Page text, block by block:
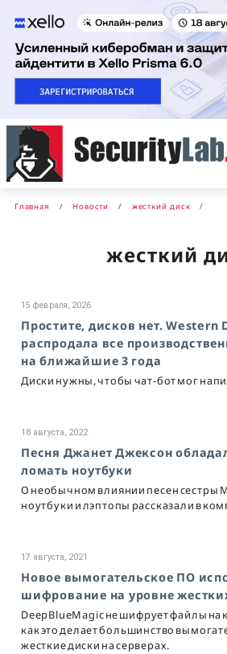
Главная Новости жесткий диск
жесткий
15 февраля, 2026
Простите, дисков нет. Western
распродала все
на ближайшие 3 года
Диски нужны, чтобы чат-бот мог
18 августа, 2022
Песня Джанет Джексон
ломать ноутбуки
О необычном влиянии песен сестры
ноутбуки и лэптопы рассказали в
17 августа, 2021
Новое вымогательское ПО
шифрование на уровне
DeepBlueMagic не шифрует файлы на
как это делает большинство
жесткие диски на серверах.